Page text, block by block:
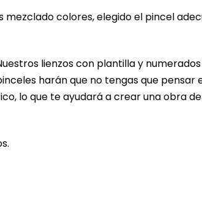
mezclado colores, elegido el pincel
lienzos con plantilla y
harán que no tengas que pensar
lo que te ayudará a crear una obra